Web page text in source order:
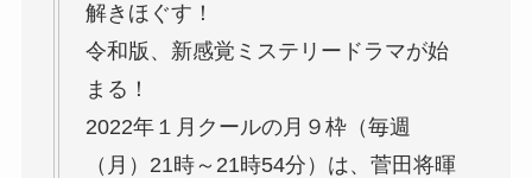
解きほぐす！
令和版、新感覚ミステリードラマが始
まる！
2022年１月クールの月９枠（毎週
（月）21時～21時54分）は、菅田将暉